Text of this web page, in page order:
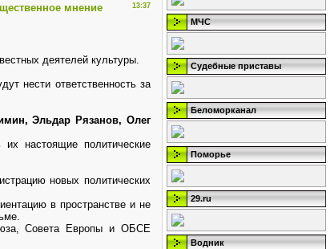
13:37
мнение
деятелей культуры.
нести ответственность за
Эльдар Рязанов, Олег
настоящие политические
новых политических
в пространстве и не
Совета Европы и ОБСЕ
МЧС
Судебные приставы
Беломорканал
Поморье
29.ru
Водник